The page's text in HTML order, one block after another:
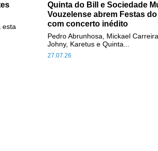
esta
Quinta do Bill e Sociedade
Vouzelense abrem Festas
com concerto inédito
27.07.26
Pedro Abrunhosa, Mickael
Johny, Karetus e Quinta...